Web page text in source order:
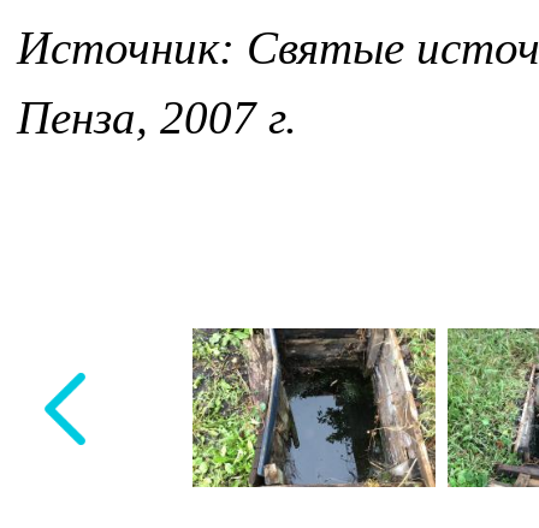
Источник: Святые
Пенза, 2007 г.